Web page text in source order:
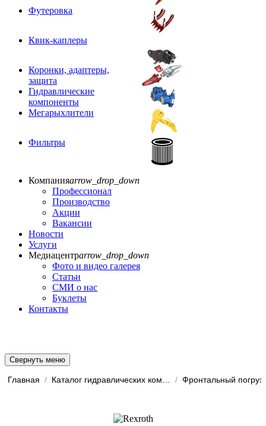
Футеровка
Квик-каплеры
Коронки, адаптеры,
защита
Гидравлические
компоненты
Мегарыхлители
Фильтры
Компанияarrow_drop_down
Профессионал
Производство
Акции
Вакансии
Новости
Услуги
Медиацентрarrow_drop_down
Фото и видео галерея
Статьи
СМИ о нас
Буклеты
Контакты
Свернуть меню
Главная / / Фронтальный